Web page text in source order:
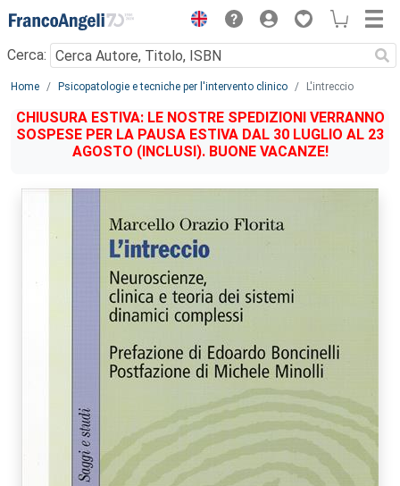
Menu
Cerca:
Main content
Home Psicopatologie e tecniche per l'intervento clinico L'intreccio
CHIUSURA ESTIVA: LE NOSTRE SPEDIZIONI VERRANNO
SOSPESE PER LA PAUSA ESTIVA DAL 30 LUGLIO AL 23
AGOSTO (INCLUSI). BUONE VACANZE!